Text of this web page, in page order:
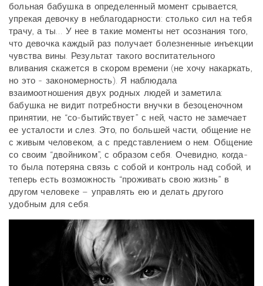
больная бабушка в определенный момент срывается,
упрекая девочку в неблагодарности: столько сил на тебя
трачу, а ты… У нее в такие моменты нет осознания того,
что девочка каждый раз получает болезненные инъекции
чувства вины. Результат такого воспитательного
вливания скажется в скором времени (не хочу накаркать,
но это - закономерность). Я наблюдала
взаимоотношения двух родных людей и заметила:
бабушка не видит потребности внучки в безоценочном
принятии, не “со-бытийствует” с ней, часто не замечает
ее усталости и слез. Это, по большей части, общение не
с живым человеком, а с представлением о нем. Общение
со своим “двойником”, с образом себя. Очевидно, когда-
то была потеряна связь с собой и контроль над собой, и
теперь есть возможность “проживать свою жизнь” в
другом человеке – управлять ею и делать другого
удобным для себя.